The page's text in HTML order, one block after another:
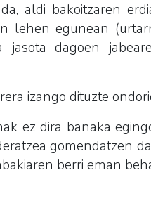
aldi bakoitzaren
lehen egunean
dagoen
izango dituzte
ez dira banaka
gomendatzen
berri eman